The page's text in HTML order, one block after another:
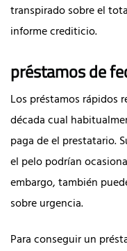
transpirado sobre el
informe crediticio.
préstamos de
Los préstamos rápidos
década cual
paga de el prestatario.
el pelo podrían
embargo, también
sobre urgencia.
Para conseguir un